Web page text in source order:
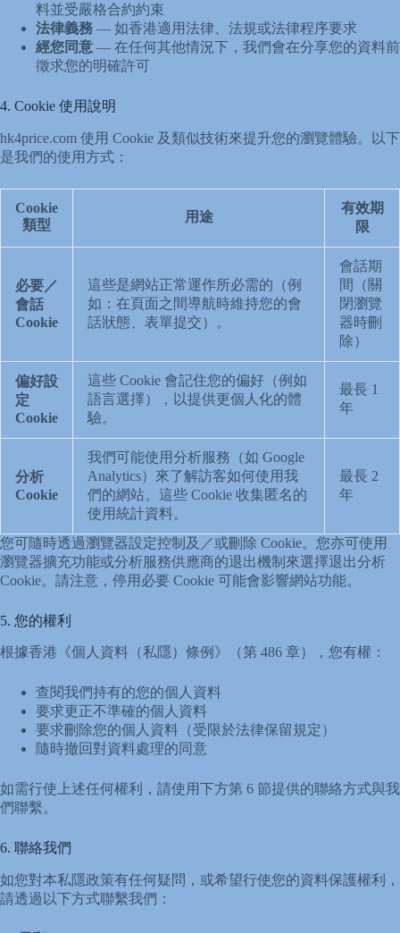
料並受嚴格合約約束
法律義務 — 如香港適用法律、法規或法律程序要求
經您同意 — 在任何其他情況下，我們會在分享您的資料前
徵求您的明確許可
4. Cookie 使用說明
hk4price.com 使用 Cookie 及類似技術來提升您的瀏覽體驗。以下
是我們的使用方式：
Cookie
類型
用途
有效期
限
必要／
會話
Cookie
這些是網站正常運作所必需的（例
如：在頁面之間導航時維持您的會
話狀態、表單提交）。
會話期
間（關
閉瀏覽
器時刪
除）
偏好設
定
Cookie
這些 Cookie 會記住您的偏好（例如
語言選擇），以提供更個人化的體
驗。
最長 1
年
分析
Cookie
我們可能使用分析服務（如 Google
Analytics）來了解訪客如何使用我
們的網站。這些 Cookie 收集匿名的
使用統計資料。
最長 2
年
您可隨時透過瀏覽器設定控制及／或刪除 Cookie。您亦可使用
瀏覽器擴充功能或分析服務供應商的退出機制來選擇退出分析
Cookie。請注意，停用必要 Cookie 可能會影響網站功能。
5. 您的權利
根據香港《個人資料（私隱）條例》（第 486 章），您有權：
查閱我們持有的您的個人資料
要求更正不準確的個人資料
要求刪除您的個人資料（受限於法律保留規定）
隨時撤回對資料處理的同意
如需行使上述任何權利，請使用下方第 6 節提供的聯絡方式與我
們聯繫。
6. 聯絡我們
如您對本私隱政策有任何疑問，或希望行使您的資料保護權利，
請透過以下方式聯繫我們：